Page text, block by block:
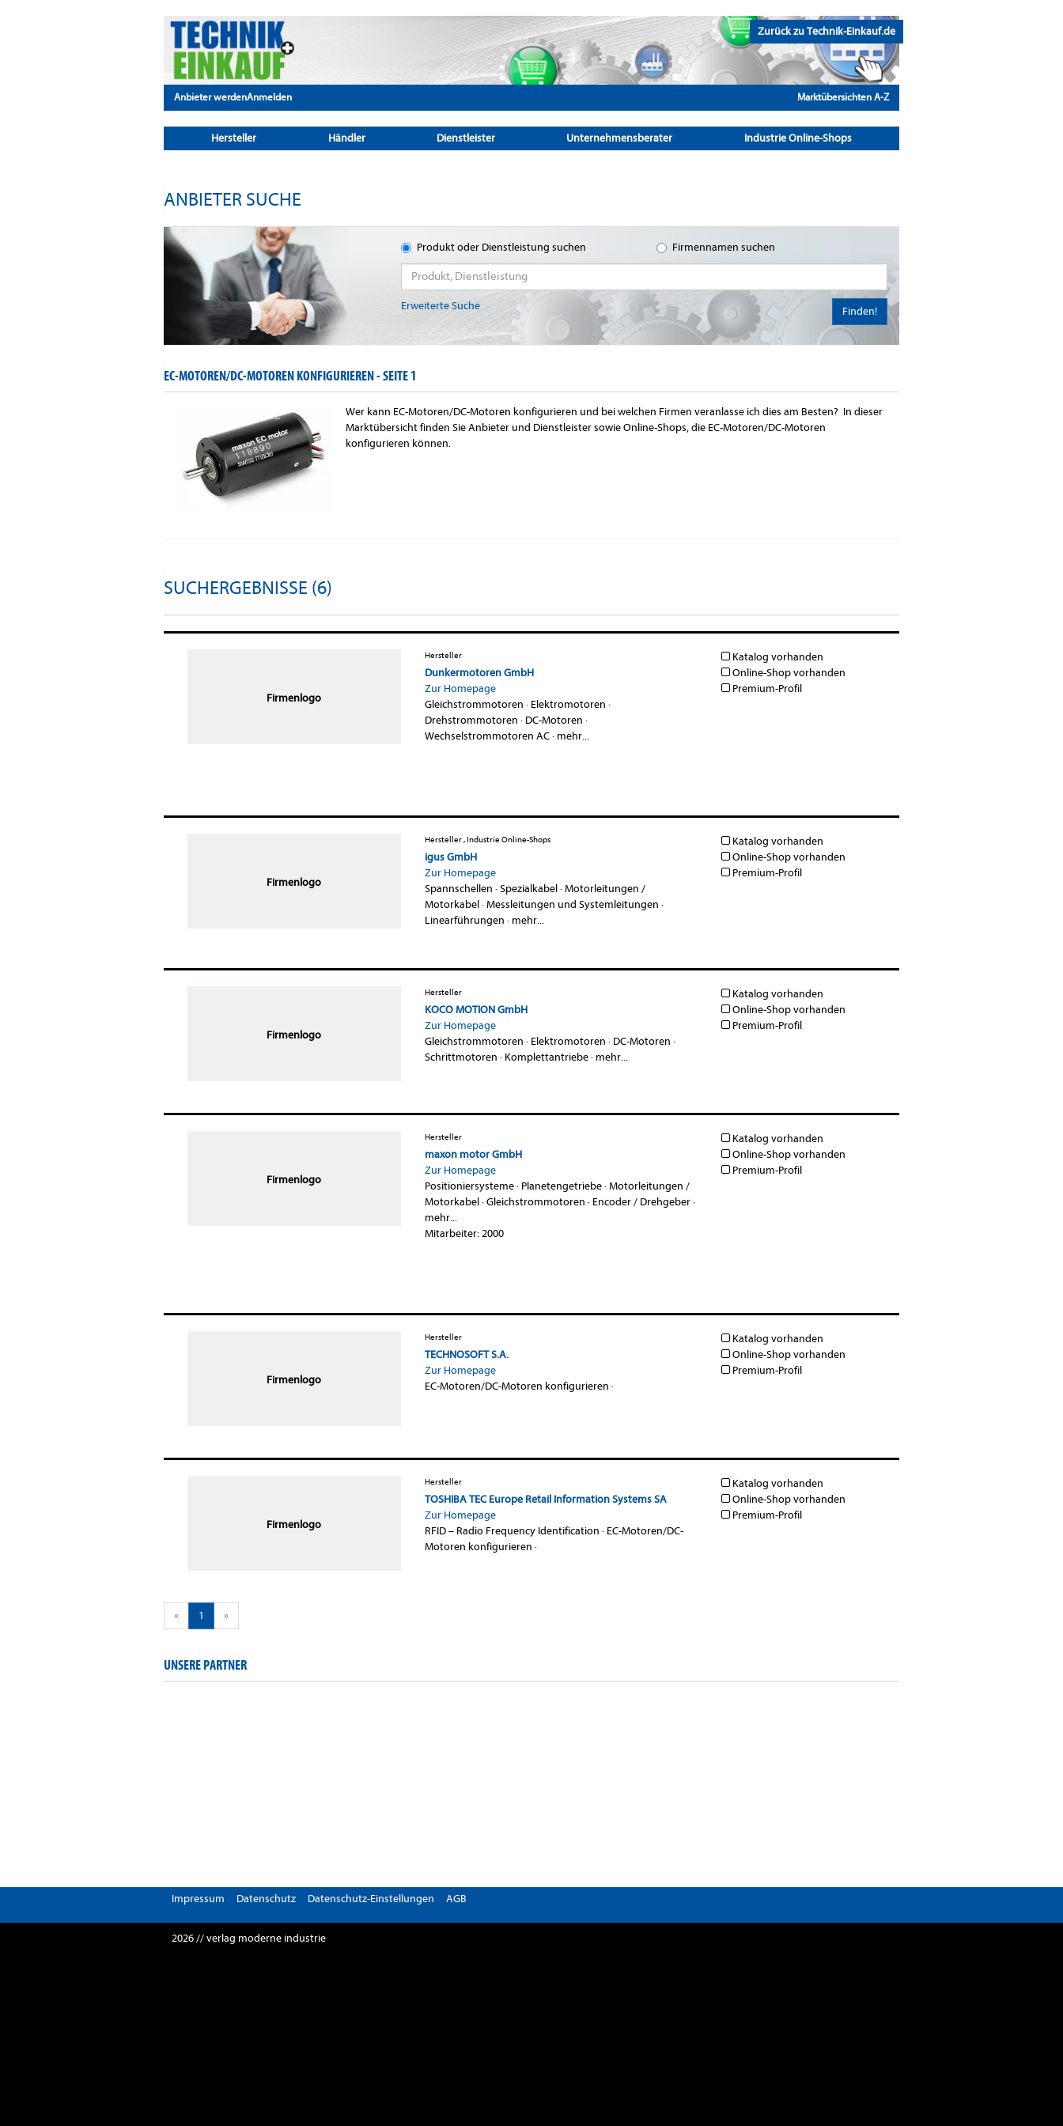
Zurück zu Technik-Einkauf.de
Anbieter werdenAnmelden Marktübersichten A-Z
Hersteller Händler Dienstleister Unternehmensberater Industrie Online-Shops
ANBIETER SUCHE
Produkt oder Dienstleistung suchen Firmennamen suchen
Erweiterte Suche Finden!
EC-MOTOREN/DC-MOTOREN KONFIGURIEREN -SEITE 1
Wer kann EC-Motoren/DC-Motoren konfigurieren und bei welchen Firmen veranlasse ich dies am Besten? In dieser
Marktübersicht finden Sie Anbieter und Dienstleister sowie Online-Shops, die EC-Motoren/DC-Motoren
konfigurieren können.
SUCHERGEBNISSE (6)
Firmenlogo
Hersteller
Dunkermotoren GmbH
Zur Homepage
Gleichstrommotoren · Elektromotoren ·
Drehstrommotoren · DC-Motoren ·
Wechselstrommotoren AC· mehr...
Katalog vorhanden
Online-Shop vorhanden
Premium-Profil
Firmenlogo
Hersteller , Industrie Online-Shops
igus GmbH
Zur Homepage
Spannschellen ·Spezialkabel·Motorleitungen /
Motorkabel·Messleitungen und Systemleitungen ·
Linearführungen · mehr...
Katalog vorhanden
Online-Shop vorhanden
Premium-Profil
Firmenlogo
Hersteller
KOCO MOTION GmbH
Zur Homepage
Gleichstrommotoren · Elektromotoren · DC-Motoren ·
Schrittmotoren · Komplettantriebe· mehr...
Katalog vorhanden
Online-Shop vorhanden
Premium-Profil
Firmenlogo
Hersteller
maxon motor GmbH
Zur Homepage
Positioniersysteme· Planetengetriebe·Motorleitungen /
Motorkabel·Gleichstrommotoren · Encoder / Drehgeber·
mehr...
Mitarbeiter: 2000
Katalog vorhanden
Online-Shop vorhanden
Premium-Profil
Firmenlogo
Hersteller
TECHNOSOFT S.A.
Zur Homepage
EC-Motoren/DC-Motoren konfigurieren ·
Katalog vorhanden
Online-Shop vorhanden
Premium-Profil
Firmenlogo
Hersteller
TOSHIBA TEC Europe Retail Information Systems SA
Zur Homepage
RFID – Radio Frequency Identification · EC-Motoren/DC-
Motoren konfigurieren ·
Katalog vorhanden
Online-Shop vorhanden
Premium-Profil
« 1 »
UNSERE PARTNER
Impressum Datenschutz Datenschutz-Einstellungen AGB
2026 // verlag moderne industrie